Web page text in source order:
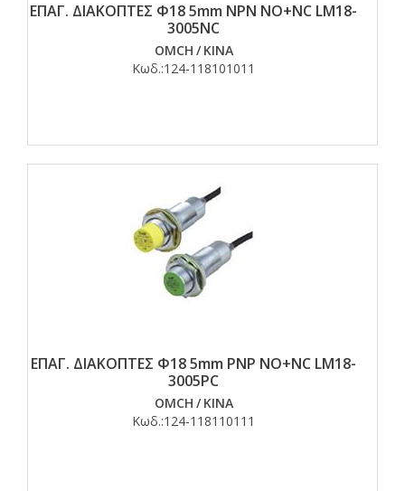
ΕΠΑΓ. ΔΙΑΚΟΠΤΕΣ Φ18 5mm NPN NO+NC LM18-
3005NC
OMCH / ΚΙΝΑ
Κωδ.:124-118101011
ΕΠΑΓ. ΔΙΑΚΟΠΤΕΣ Φ18 5mm PNP NO+NC LM18-
3005PC
OMCH / ΚΙΝΑ
Κωδ.:124-118110111